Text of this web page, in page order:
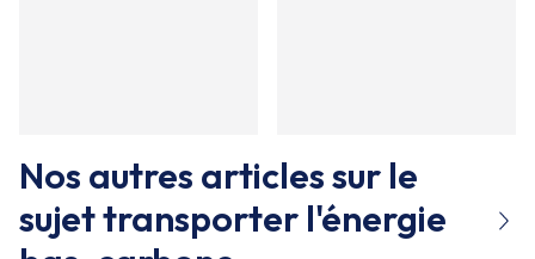
Nos autres articles sur le
sujettransporter l'énergie